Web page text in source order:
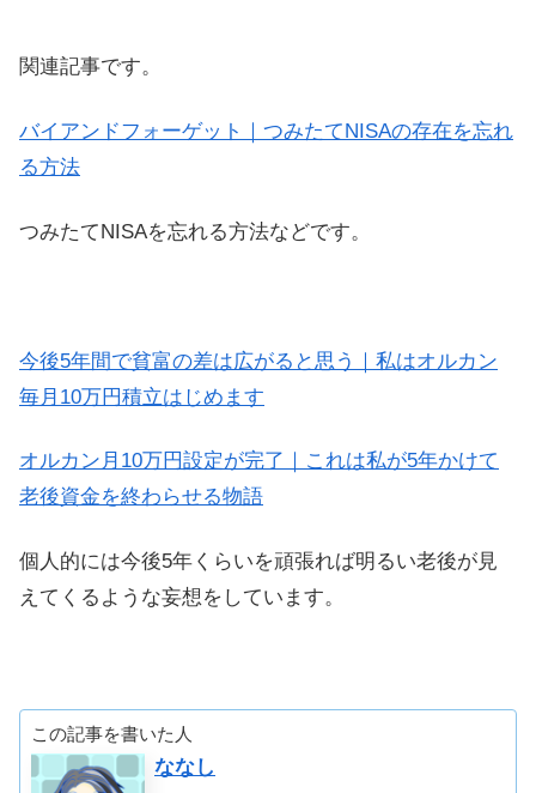
関連記事です。
バイアンドフォーゲット｜つみたてNISAの存在を忘れ
る方法
つみたてNISAを忘れる方法などです。
今後5年間で貧富の差は広がると思う｜私はオルカン
毎月10万円積立はじめます
オルカン月10万円設定が完了｜これは私が5年かけて
老後資金を終わらせる物語
個人的には今後5年くらいを頑張れば明るい老後が見
えてくるような妄想をしています。
この記事を書いた人
ななし